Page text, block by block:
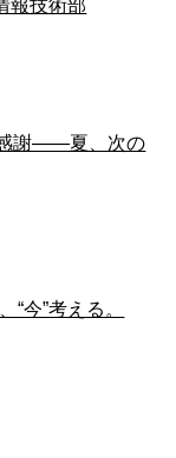
報技術部
感謝――夏、次の
“今”考える。